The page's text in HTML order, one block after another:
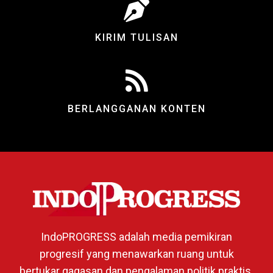
KIRIM TULISAN
BERLANGGANAN KONTEN
IndoPROGRESS adalah media pemikiran
progresif yang menawarkan ruang untuk